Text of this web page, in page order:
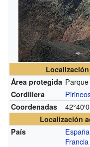
Área protegida
Cordillera
Coordenadas
Localización
País
España
Francia